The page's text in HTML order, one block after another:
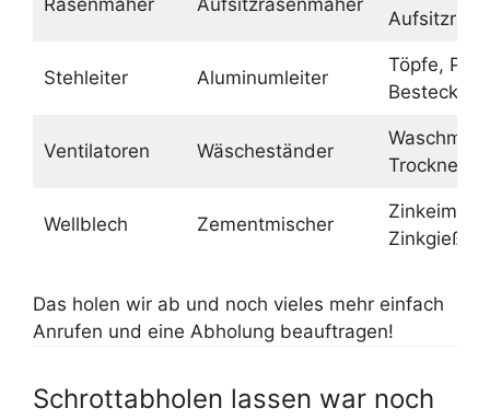
Rasenmäher Aufsitzrasenmäher
Stehleiter Aluminumleiter
Töpfe,
Besteck
Ventilatoren Wäscheständer
Trockner
Wellblech Zementmischer
Zinkeimer,
Das holen wir ab und noch vieles mehr einfach
Anrufen und eine Abholung beauftragen!
Schrottabholen lassen war noch